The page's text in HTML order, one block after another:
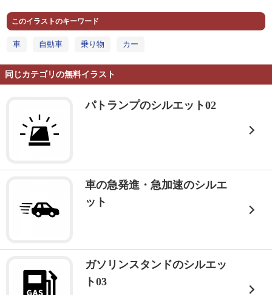
このイラストのキーワード
車 自動車 乗り物 カー
同じカテゴリの無料イラスト
パトランプのシルエット02
車の急発進・急加速のシルエ
ット
ガソリンスタンドのシルエッ
ト03